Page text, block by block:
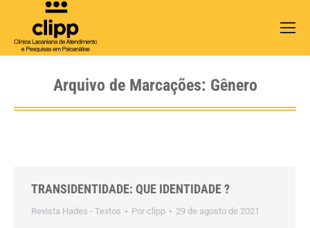
Arquivo de Marcações: Gênero
TRANSIDENTIDADE: QUE IDENTIDADE ?
Revista Hades - Textos Por clipp 29 de agosto de 2021